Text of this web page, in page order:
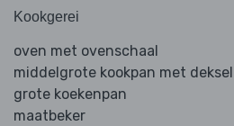
Kookgerei
oven met ovenschaal
middelgrote kookpan met deksel
grote koekenpan
maatbeker